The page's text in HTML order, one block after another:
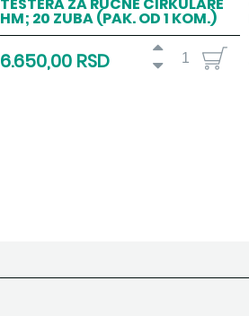
HM; 20 ZUBA (PAK. OD 1 KOM.)
6.650,00 RSD